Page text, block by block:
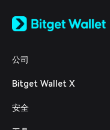
日本語
Español (Latinoamérica)
Italiano
Deutsch
公司
Bitget Wallet X
安全